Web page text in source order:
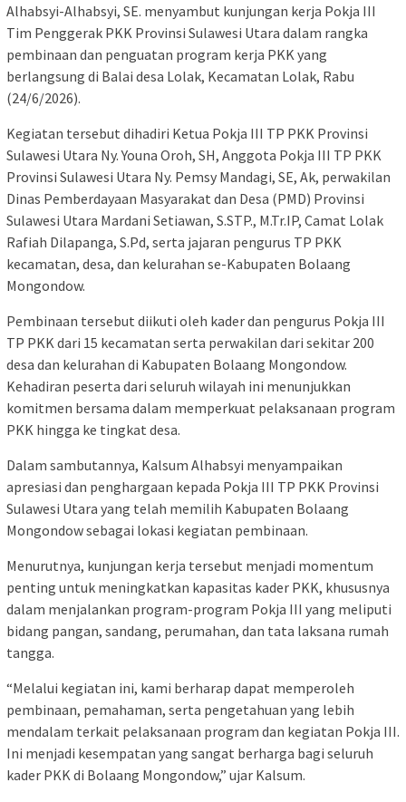
Alhabsyi-Alhabsyi, SE. menyambut kunjungan kerja Pokja III
Tim Penggerak PKK Provinsi Sulawesi Utara dalam rangka
pembinaan dan penguatan program kerja PKK yang
berlangsung di Balai desa Lolak, Kecamatan Lolak, Rabu
(24/6/2026).
Kegiatan tersebut dihadiri Ketua Pokja III TP PKK Provinsi
Sulawesi Utara Ny. Youna Oroh, SH, Anggota Pokja III TP PKK
Provinsi Sulawesi Utara Ny. Pemsy Mandagi, SE, Ak, perwakilan
Dinas Pemberdayaan Masyarakat dan Desa (PMD) Provinsi
Sulawesi Utara Mardani Setiawan, S.STP., M.Tr.IP, Camat Lolak
Rafiah Dilapanga, S.Pd, serta jajaran pengurus TP PKK
kecamatan, desa, dan kelurahan se-Kabupaten Bolaang
Mongondow.
Pembinaan tersebut diikuti oleh kader dan pengurus Pokja III
TP PKK dari 15 kecamatan serta perwakilan dari sekitar 200
desa dan kelurahan di Kabupaten Bolaang Mongondow.
Kehadiran peserta dari seluruh wilayah ini menunjukkan
komitmen bersama dalam memperkuat pelaksanaan program
PKK hingga ke tingkat desa.
Dalam sambutannya, Kalsum Alhabsyi menyampaikan
apresiasi dan penghargaan kepada Pokja III TP PKK Provinsi
Sulawesi Utara yang telah memilih Kabupaten Bolaang
Mongondow sebagai lokasi kegiatan pembinaan.
Menurutnya, kunjungan kerja tersebut menjadi momentum
penting untuk meningkatkan kapasitas kader PKK, khususnya
dalam menjalankan program-program Pokja III yang meliputi
bidang pangan, sandang, perumahan, dan tata laksana rumah
tangga.
“Melalui kegiatan ini, kami berharap dapat memperoleh
pembinaan, pemahaman, serta pengetahuan yang lebih
mendalam terkait pelaksanaan program dan kegiatan Pokja III.
Ini menjadi kesempatan yang sangat berharga bagi seluruh
kader PKK di Bolaang Mongondow,” ujar Kalsum.